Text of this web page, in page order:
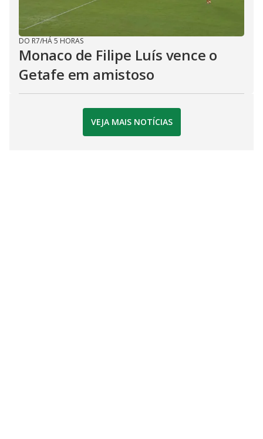
DO R7/HÁ 5 HORAS
Monaco de Filipe Luís vence o
Getafe em amistoso
VEJA MAIS NOTÍCIAS